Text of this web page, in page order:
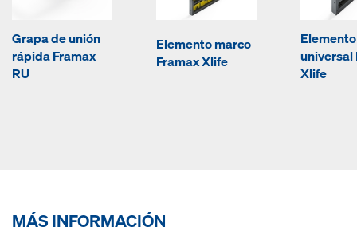
Grapa de unión
rápida Framax
RU
Elemento marco
Framax Xlife
Elemento
universal
Xlife
MÁS INFORMACIÓN